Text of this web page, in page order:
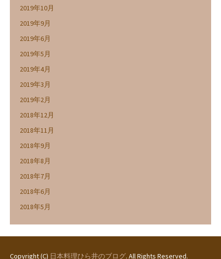
2019年10月
2019年9月
2019年6月
2019年5月
2019年4月
2019年3月
2019年2月
2018年12月
2018年11月
2018年9月
2018年8月
2018年7月
2018年6月
2018年5月
Copyright (C) 日本料理ひら井のブログ. All Rights Reserved.